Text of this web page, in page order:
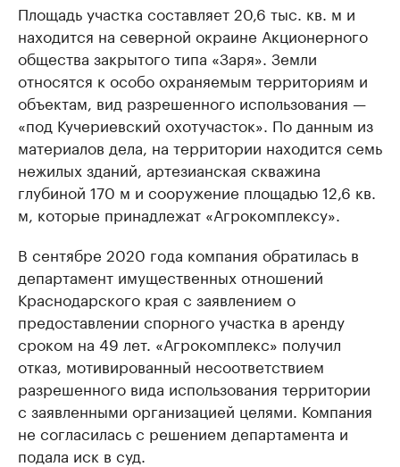
Площадь участка составляет 20,6 тыс. кв. м и
находится на северной окраине Акционерного
общества закрытого типа «Заря». Земли
относятся к особо охраняемым территориям и
объектам, вид разрешенного использования —
«под Кучериевский охотучасток». По данным из
материалов дела, на территории находится семь
нежилых зданий, артезианская скважина
глубиной 170 м и сооружение площадью 12,6 кв.
м, которые принадлежат «Агрокомплексу».
В сентябре 2020 года компания обратилась в
департамент имущественных отношений
Краснодарского края с заявлением о
предоставлении спорного участка в аренду
сроком на 49 лет. «Агрокомплекс» получил
отказ, мотивированный несоответствием
разрешенного вида использования территории
с заявленными организацией целями. Компания
не согласилась с решением департамента и
подала иск в суд.